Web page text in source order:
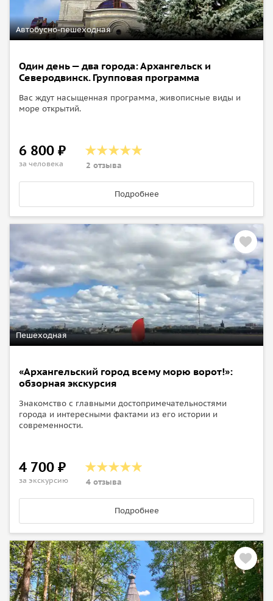
Автобусно-пешеходная
Один день — два города: Архангельск и
Северодвинск. Групповая программа
Вас ждут насыщенная программа, живописные виды и
море открытий.
6 800 ₽
за человека 2 отзыва
Подробнее
Пешеходная
«Архангельский город всему морю ворот!»:
обзорная экскурсия
Знакомство с главными достопримечательностями
города и интересными фактами из его истории и
современности.
4 700 ₽
за экскурсию 4 отзыва
Подробнее